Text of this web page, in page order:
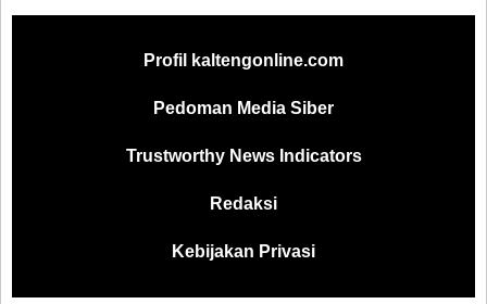
Profil kaltengonline.com
Pedoman Media Siber
Trustworthy News Indicators
Redaksi
Kebijakan Privasi